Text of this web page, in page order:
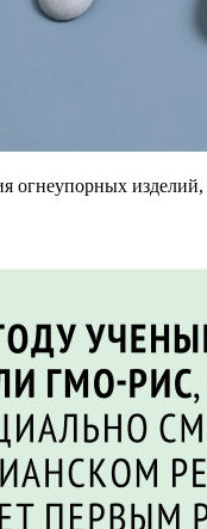
огнеупорных